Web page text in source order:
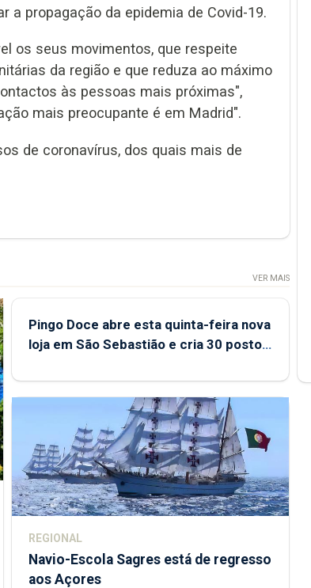
propagação da epidemia de Covid-19.
os seus movimentos, que respeite
da região e que reduza ao máximo
às pessoas mais próximas",
mais preocupante é em Madrid".
de coronavírus, dos quais mais de
VER MAIS
Pingo Doce abre esta quinta-feira nova
loja em São Sebastião e cria 30 postos
REGIONAL
Navio-Escola Sagres está de regresso
aos Açores